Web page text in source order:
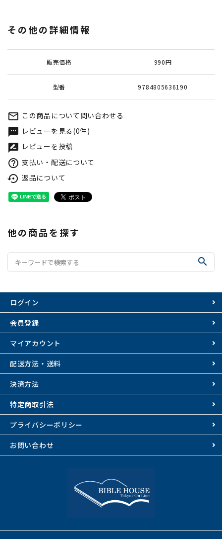
その他の詳細情報
販売価格 990円
型番 9784805636190
mail_outline この商品について問い合わせる
textsms レビューを見る(0件)
rate_review レビューを投稿
help_outline 支払い・配送について
settings_backup_restore 返品について
他の商品を探す
search
ログイン
会員登録
マイアカウント
配送方法・送料
決済方法
特定商取引法
プライバシーポリシー
お問い合わせ